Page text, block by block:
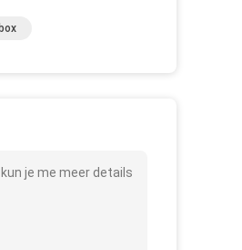
je me meer details